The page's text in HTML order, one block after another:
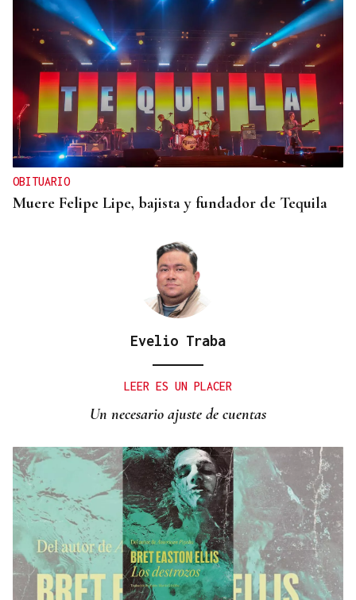
OBITUARIO
Muere Felipe Lipe, bajista y fundador de Tequila
Evelio Traba
LEER ES UN PLACER
Un necesario ajuste de cuentas